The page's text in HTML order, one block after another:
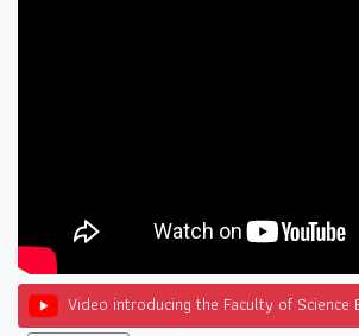
Video introducing the Faculty of Science